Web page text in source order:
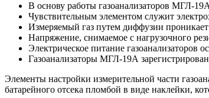
В основу работы газоанализаторов МГЛ-
Чувствительным элементом служит
Измеряемый газ путем диффузии
Напряжение, снимаемое с нагрузочного
Электрическое питание газоанализаторов
Газоанализаторы МГЛ-19А
Элементы настройки измерительной части
батарейного отсека пломбой в виде наклейки,